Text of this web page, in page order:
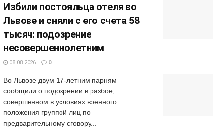
Избили постояльца отеля во
Львове и сняли с его счета 58
тысяч: подозрение
несовершеннолетним
08.08.2026 0
Во Львове двум 17-летним парням
сообщили о подозрении в разбое,
совершенном в условиях военного
положения группой лиц по
предварительному сговору...